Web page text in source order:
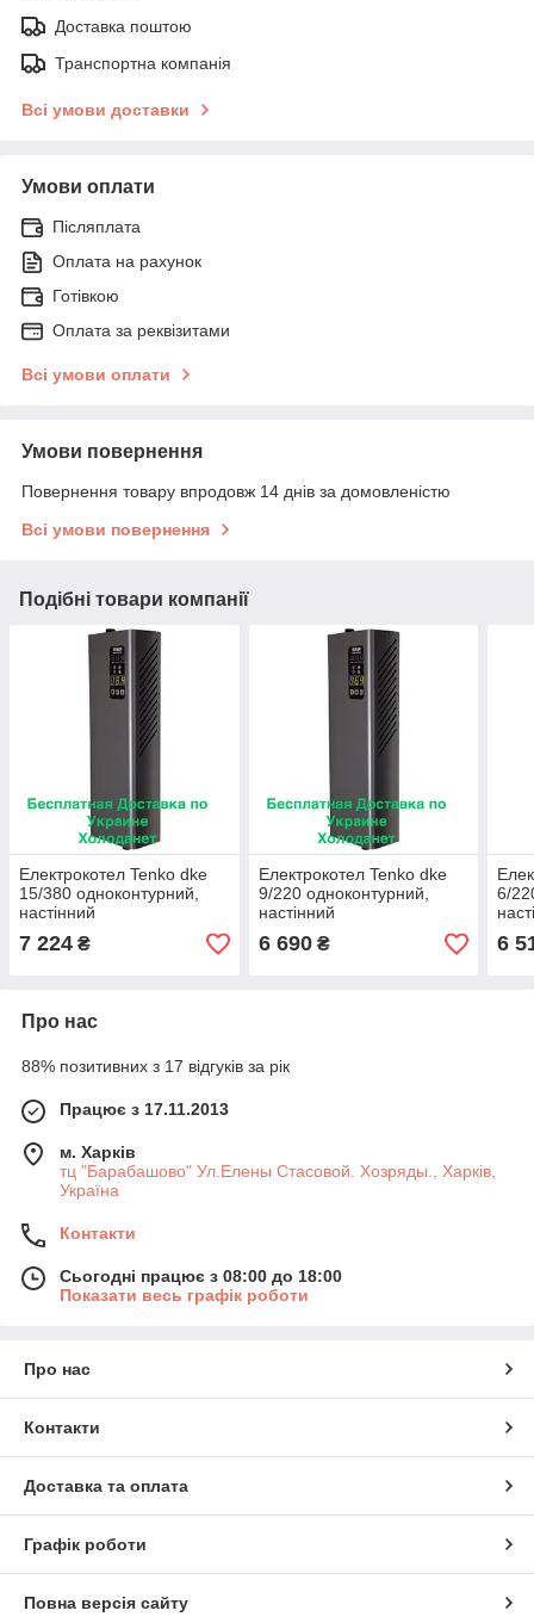
Доставка поштою
Транспортна компанія
Всі умови доставки
Умови оплати
Післяплата
Оплата на рахунок
Готівкою
Оплата за реквізитами
Всі умови оплати
Умови повернення
Повернення товару впродовж 14 днів за домовленістю
Всі умови повернення
Подібні товари компанії
Електрокотел Tenko dke
15/380 одноконтурний,
настінний
7 224 ₴
Електрокотел Tenko dke
9/220 одноконтурний,
настінний
6 690₴
6/
6
Про нас
88% позитивних з 17 відгуків за рік
Працює з 17.11.2013
м. Харків
тц "Барабашово" Ул.Елены Стасовой. Хозряды., Харків,
Україна
Контакти
Сьогодні працює з 08:00 до 18:00
Показати весь графік роботи
Про нас
Контакти
Доставка та оплата
Графік роботи
Повна версія сайту